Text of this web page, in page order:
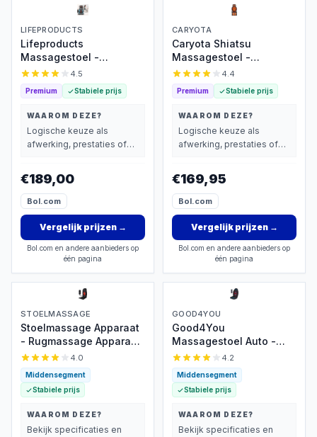
LIFEPRODUCTS
Lifeproducts
Massagestoel -
Rugmassage Apparaat -
Shiatsu Rug
Massagekussen -
Massage Apparaat voor
Stoel met Infrarood
Verwarming
4.5
Premium Stabiele prijs
WAAROM DEZE?
Logische keuze als
afwerking, prestaties of
€189,00
Bol.com
Vergelijk prijzen→
Bol.com en andere aanbieders op
één pagina
CARYOTA
Caryota Shiatsu
Massagestoel -
Massage Apparaat -
Massagekussen met
Infrarood Warmte - 2-
delig - Been
4.4
Premium Stabiele prijs
WAAROM DEZE?
Logische keuze als
afwerking, prestaties of
€169,95
Bol.com
Vergelijk prijzen→
Bol.com en andere aanbieders op
één pagina
STOELMASSAGE
Stoelmassage Apparaat
- Rugmassage Apparaat
- Rugmassage Stoel -
Infrarood Verwarming -
Massage -
Pijnbestrijding
4.0
Middensegment
Stabiele prijs
WAAROM DEZE?
Bekijk specificaties en
GOOD4YOU
Good4You
Massagestoel Auto -
Massagekussen -
Massage apparaat - Rug
- Infrarood -
Verwarmingsfunctie -
4.2
Middensegment
Stabiele prijs
WAAROM DEZE?
Bekijk specificaties en